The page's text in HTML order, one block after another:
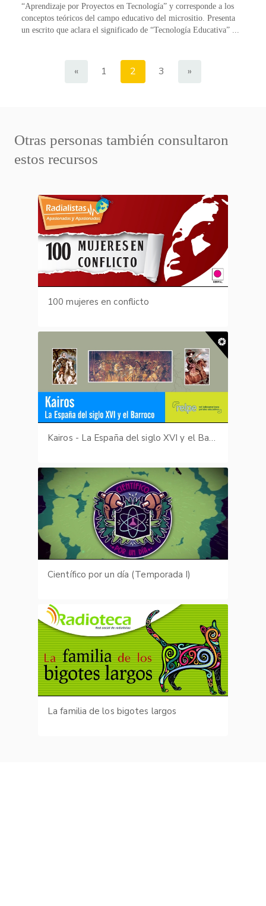
“Aprendizaje por Proyectos en Tecnología” y corresponde a los
conceptos teóricos del campo educativo del micrositio. Presenta
un escrito que aclara el significado de “Tecnología Educativa” ...
« 1 2 3 »
Otras personas también consultaron
estos recursos
100 mujeres en conflicto
Kairos - La España del siglo XVI y el Barroco
Científico por un día (Temporada I)
La familia de los bigotes largos